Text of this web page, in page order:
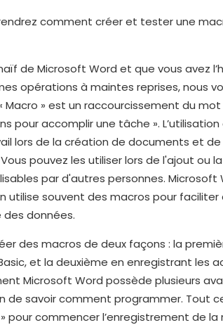
comment créer et tester une
de Microsoft Word et que vous avez
opérations à maintes reprises, nous
Macro » est un raccourcissement du
pour accomplir une tâche ».
lors de la création de documents et
pouvez les utiliser lors de l'ajout ou
par d'autres personnes. Microsoft
utilise souvent des macros pour
données.
des macros de deux façons : la
et la deuxième en enregistrant les
Microsoft Word possède plusieurs
de savoir comment programmer. Tout
» pour commencer l’enregistrement de